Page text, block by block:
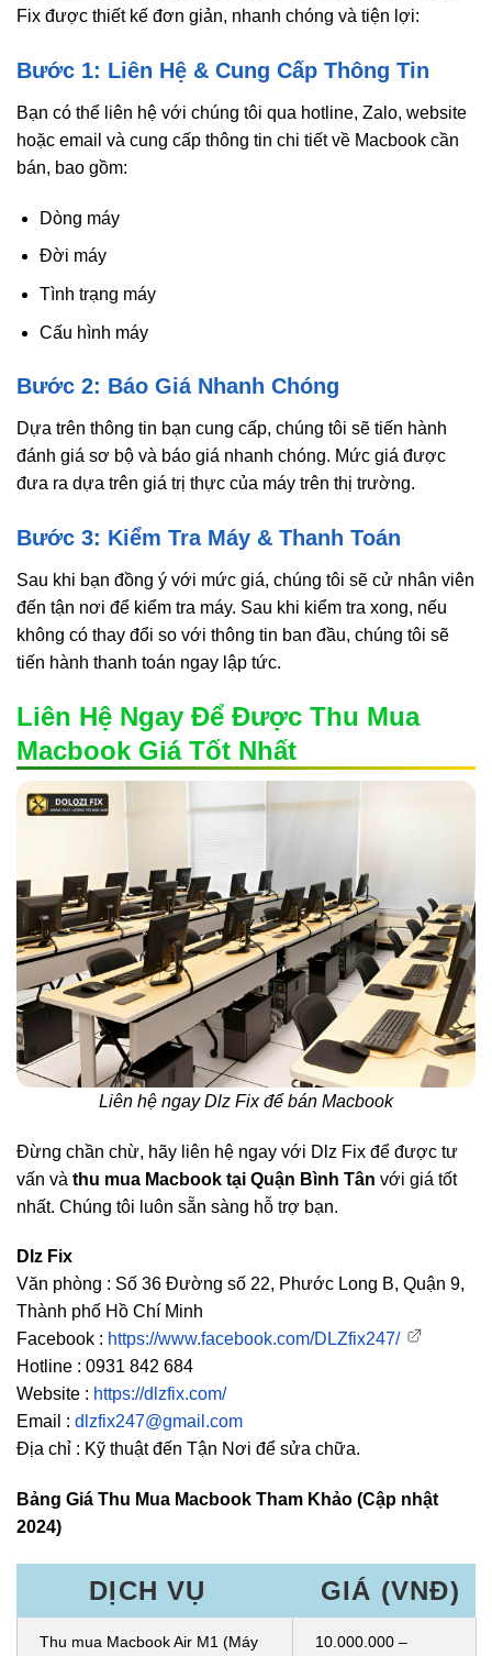
Fix được thiết kế đơn giản, nhanh chóng và tiện lợi:
Bước 1: Liên Hệ & Cung Cấp Thông Tin
Bạn có thể liên hệ với chúng tôi qua hotline, Zalo, website
hoặc email và cung cấp thông tin chi tiết về Macbook cần
bán, bao gồm:
Dòng máy
Đời máy
Tình trạng máy
Cấu hình máy
Bước 2: Báo Giá Nhanh Chóng
Dựa trên thông tin bạn cung cấp, chúng tôi sẽ tiến hành
đánh giá sơ bộ và báo giá nhanh chóng. Mức giá được
đưa ra dựa trên giá trị thực của máy trên thị trường.
Bước 3: Kiểm Tra Máy & Thanh Toán
Sau khi bạn đồng ý với mức giá, chúng tôi sẽ cử nhân viên
đến tận nơi để kiểm tra máy. Sau khi kiểm tra xong, nếu
không có thay đổi so với thông tin ban đầu, chúng tôi sẽ
tiến hành thanh toán ngay lập tức.
Liên Hệ Ngay Để Được Thu Mua
Macbook Giá Tốt Nhất
Liên hệ ngay Dlz Fix để bán Macbook
Đừng chần chừ, hãy liên hệ ngay với Dlz Fix để được tư
vấn và thu mua Macbook tại Quận Bình Tân với giá tốt
nhất. Chúng tôi luôn sẵn sàng hỗ trợ bạn.
Dlz Fix
Văn phòng : Số 36 Đường số 22, Phước Long B, Quận 9,
Thành phố Hồ Chí Minh
Facebook : https://www.facebook.com/DLZfix247/
Hotline : 0931 842 684
Website : https://dlzfix.com/
Email : dlzfix247@gmail.com
Địa chỉ : Kỹ thuật đến Tận Nơi để sửa chữa.
Bảng Giá Thu Mua Macbook Tham Khảo (Cập nhật
2024)
DỊCH VỤ GIÁ (VNĐ)
Thu mua Macbook Air M1 (Máy
10.000.000 –